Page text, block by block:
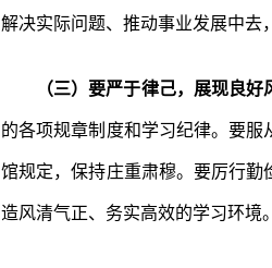
解决实际问题、推动事业发展中去
（三）要严于律己，展现良好
的各项规章制度和学习纪律。要
馆规定，保持庄重肃穆。要厉行
造风清气正、务实高效的学习环境。